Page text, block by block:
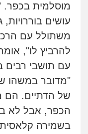
מוסלמית בכפר.
עושים
משתולל עם
להרביץ לו",
עם תושבי רבים
"מדובר במשהו
של הדתיים. הם
הכפר, אבל לא
בשמירה